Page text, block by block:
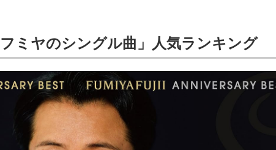
フミヤのシングル曲」人気ランキング